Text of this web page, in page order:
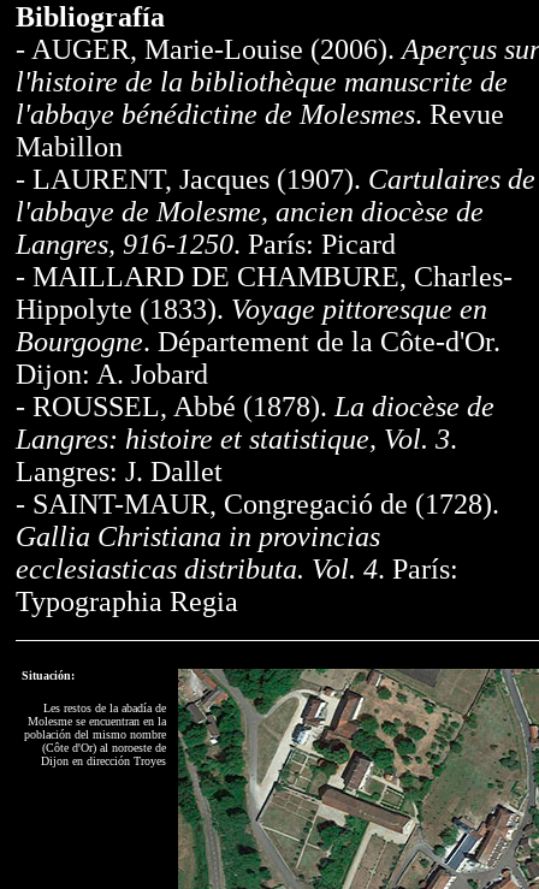
Bibliografía
- AUGER, Marie-Louise (2006). Aperçus sur
l'histoire de la bibliothèque manuscrite de
l'abbaye bénédictine de Molesmes. Revue
Mabillon
- LAURENT, Jacques (1907). Cartulaires de
l'abbaye de Molesme, ancien diocèse de
Langres, 916-1250. París: Picard
- MAILLARD DE CHAMBURE, Charles-
Hippolyte (1833). Voyage pittoresque en
Bourgogne. Département de la Côte-d'Or.
Dijon: A. Jobard
- ROUSSEL, Abbé (1878). La diocèse de
Langres: histoire et statistique, Vol. 3.
Langres: J. Dallet
- SAINT-MAUR, Congregació de (1728).
Gallia Christiana in provincias
ecclesiasticas distributa. Vol. 4. París:
Typographia Regia
Situación:
Les restos de la abadía de
Molesme se encuentran en la
población del mismo nombre
(Côte d'Or) al noroeste de
Dijon en dirección Troyes